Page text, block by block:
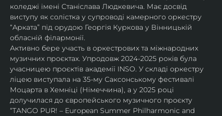
коледжі імені Станіслава Людкевича. Має досвід
виступу як солістка у супроводі камерного оркестру
“Арката” під орудою Георгія Куркова у Вінницькій
обласній філармонії.
Активно бере участь в оркестрових та міжнародних
музичних проєктах. Упродовж 2024-2025 років була
учасницею проєктів академії INSO. У складі оркестру
ліцею виступала на 35-му Саксонському фестивалі
Моцарта в Хемніці (Німеччина), а у 2025 році
долучилася до європейського музичного проєкту
“TANGO PUR! – European Summer Philharmonic and